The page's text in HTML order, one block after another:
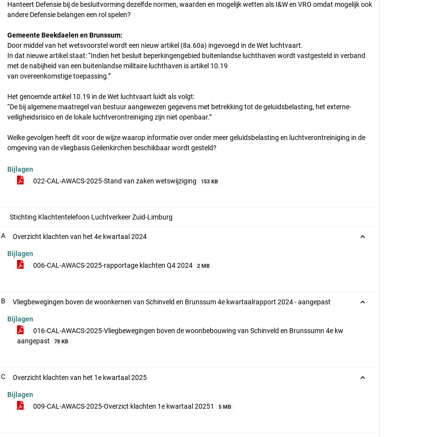
Hanteert Defensie bij de besluitvorming dezelfde normen, waarden en mogelijk wetten als I&W en VRO omdat mogelijk ook
andere Defensie belangen een rol spelen?
Gemeente Beekdaelen en Brunssum:
Door middel van het wetsvoorstel wordt een nieuw artikel (8a.60a) ingevoegd in de Wet luchtvaart.
In dat nieuwe artikel staat: “Indien het besluit beperkingengebied buitenlandse luchthaven wordt vastgesteld in verband
met de nabijheid van een buitenlandse militaire luchthaven is artikel 10.19
van overeenkomstige toepassing.”
Het genoemde artikel 10.19 in de Wet luchtvaart luidt als volgt:
“De bij algemene maatregel van bestuur aangewezen gegevens met betrekking tot de geluidsbelasting, het externe-
veiligheidsrisico en de lokale luchtverontreiniging zijn niet openbaar.”
Welke gevolgen heeft dit voor de wijze waarop informatie over onder meer geluidsbelasting en luchtverontreiniging in de
omgeving van de vliegbasis Geilenkirchen beschikbaar wordt gesteld?
Bijlagen
022-CAL-AWACS-2025-Stand van zaken wetswijziging
153 KB
Stichting Klachtentelefoon Luchtverkeer Zuid-Limburg
Overzicht klachten van het 4e kwartaal 2024
Bijlagen
006-CAL-AWACS-2025-rapportage klachten Q4 2024
2 MB
Vliegbewegingen boven de woonkernen van Schinveld en Brunssum 4e kwartaalrapport 2024 - aangepast
Bijlagen
016-CAL-AWACS-2025-Vliegbewegingen boven de woonbebouwing van Schinveld en Brunssumn 4e kw
aangepast
78 KB
Overzicht klachten van het 1e kwartaal 2025
Bijlagen
009-CAL-AWACS-2025-Overzict klachten 1e kwartaal 20251
5 MB